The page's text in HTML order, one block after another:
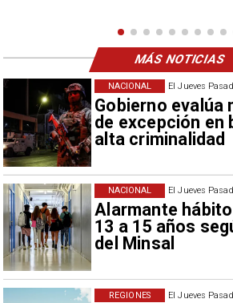
El Jueves
Gobierno evalúa
de excepción en
alta criminalidad
NACIONAL
El Jueves
Alarmante
13 a 15 años
del Minsal
NACIONAL
El Jueves
REGIONES
MÁS NOTICIAS